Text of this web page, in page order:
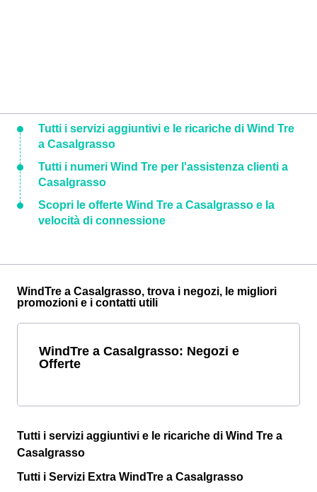
Tutti i servizi aggiuntivi e le ricariche di Wind Tre
a Casalgrasso
Tutti i numeri Wind Tre per l'assistenza clienti a
Casalgrasso
Scopri le offerte Wind Tre a Casalgrasso e la
velocità di connessione
WindTre a Casalgrasso, trova i negozi, le migliori
promozioni e i contatti utili
WindTre a Casalgrasso: Negozi e
Offerte
Tutti i servizi aggiuntivi e le ricariche di Wind Tre a
Casalgrasso
Tutti i Servizi Extra WindTre a Casalgrasso